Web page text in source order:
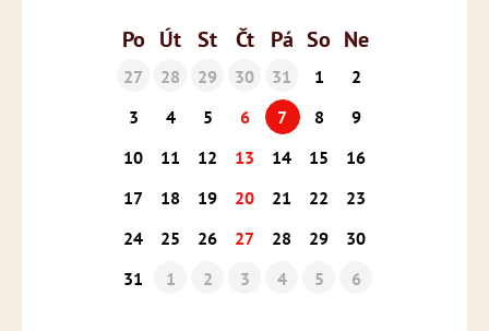
Po Út St Čt Pá So Ne
27 28 29 30 31 1
2
3
4 5 6 7 8
9
10
11 12 13 14 15
16
17
18 19 20 21 22
23
24
25 26 27 28 29
30
31
1 2 3 4 5 6